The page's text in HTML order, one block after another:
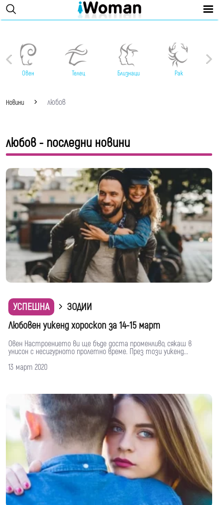
Овен Телец Близнаци Рак
Новини любов
любов - последни новини
УСПЕШНА
ЗОДИИ
Любовен уикенд хороскоп за 14-15 март
Овен Настроението ви ще бъде доста променливо, сякаш в
унисон с несигурното пролетно време. През този уикенд...
13 март 2020